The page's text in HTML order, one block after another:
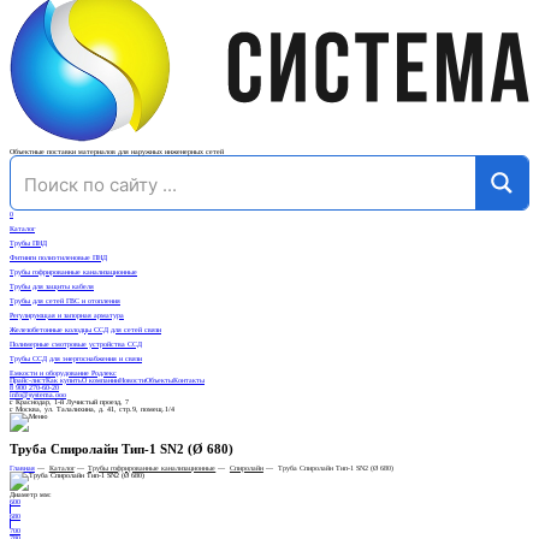
Объектные поставки материалов для наружных инженерных сетей
0
Каталог
Трубы ПНД
Фитинги полиэтиленовые ПНД
Трубы гофрированные канализационные
Трубы для защиты кабеля
Трубы для сетей ГВС и отопления
Регулирующая и запорная арматура
Железобетонные колодцы ССД для сетей связи
Полимерные смотровые устройства ССД
Трубы ССД для энергоснабжения и связи
Емкости и оборудование Родлекс
Прайс-листКак купитьО компании НовостиОбъектыКонтакты
8 900 270-60-20
info@systema.ooo
г. Краснодар, 1-й Лучистый проезд, 7
г. Москва, ул. Талалихина, д. 41, стр.9, помещ.1/4
Труба Спиролайн Тип-1 SN2 (Ø 680)
Главная — Каталог— Трубы гофрированные канализационные — Спиролайн— Труба Спиролайн Тип-1 SN2 (Ø 680)
Диаметр мм:
600
680
700